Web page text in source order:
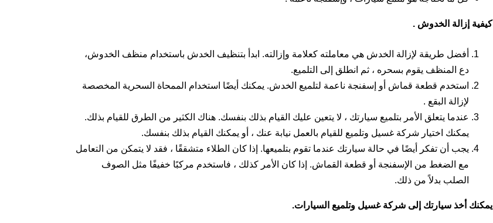
كيفية إزالة الخدوش .
أفضل طريقة لإزالة الخدش هي معاملته كعلامة وإزالته. ابدأ بتنظيف الخدش باستخدام منظف الخدوش،
دع المنظف يقوم بسحره ، ثم انطلق إلى التلميع.
استخدم قطعة قماش أو إسفنجة ناعمة لتلميع الخدش. يمكنك أيضًا استخدام الممحاة السحرية المخصصة
لإزالة البقع .
عندما يتعلق الأمر بتلميع سيارتك ، لا يتعين عليك القيام بذلك بنفسك. هناك الكثير من الطرق للقيام بذلك.
يمكنك اختيار شركة غسيل وتلميع للقيام بالعمل نيابة عنك ، أو يمكنك القيام بذلك بنفسك.
يجب أن تفكر أيضًا في حالة سيارتك عندما تقوم بتلميعها. إذا كان الطلاء متشققًا ، فقد لا يتمكن من التعامل
مع الضغط من الإسفنجة أو قطعة القماش. إذا كان الأمر كذلك ، فاستخدم مركبًا خفيفًا مثل الصوف
الصلب بدلاً من ذلك.
يمكنك أخذ سيارتك إلى شركة غسيل وتلميع السيارات.